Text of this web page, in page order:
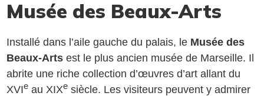
Musée des Beaux-Arts
Installé dans l’aile gauche du palais, le Musée des
Beaux-Arts est le plus ancien musée de Marseille. Il
abrite une riche collection d’œuvres d’art allant du
XVIe au XIXe siècle. Les visiteurs peuvent y admirer